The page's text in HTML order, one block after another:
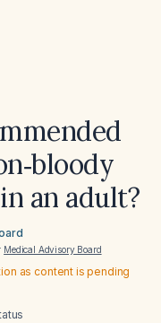
an adult?
Medical Advisory Board
as content is pending